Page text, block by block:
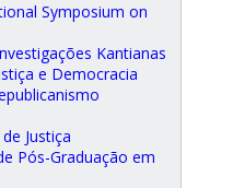
Symposium on
Kantianas
e Democracia
Justiça
Pós-Graduação em